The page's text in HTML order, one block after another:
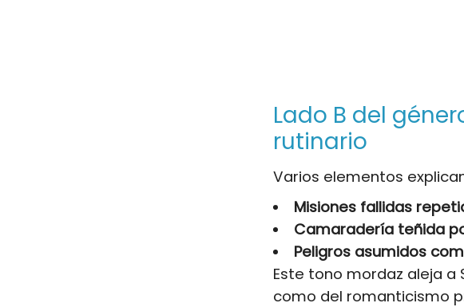
Lado B del
rutinario
Varios elementos
Misiones fallidas
Camaradería teñida
Peligros asumidos
Este tono mordaz aleja a
como del romanticismo